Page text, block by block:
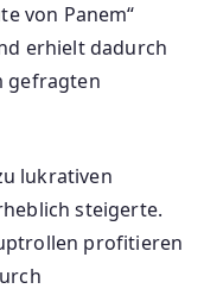
von Panem“
erhielt dadurch
gefragten
lukrativen
steigerte.
profitieren